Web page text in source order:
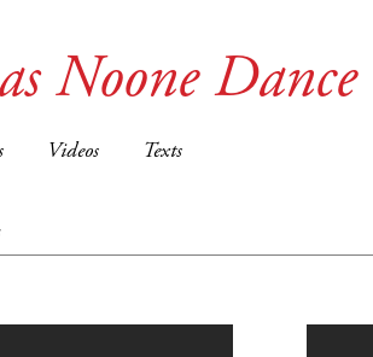
Noone Dance
Videos Texts